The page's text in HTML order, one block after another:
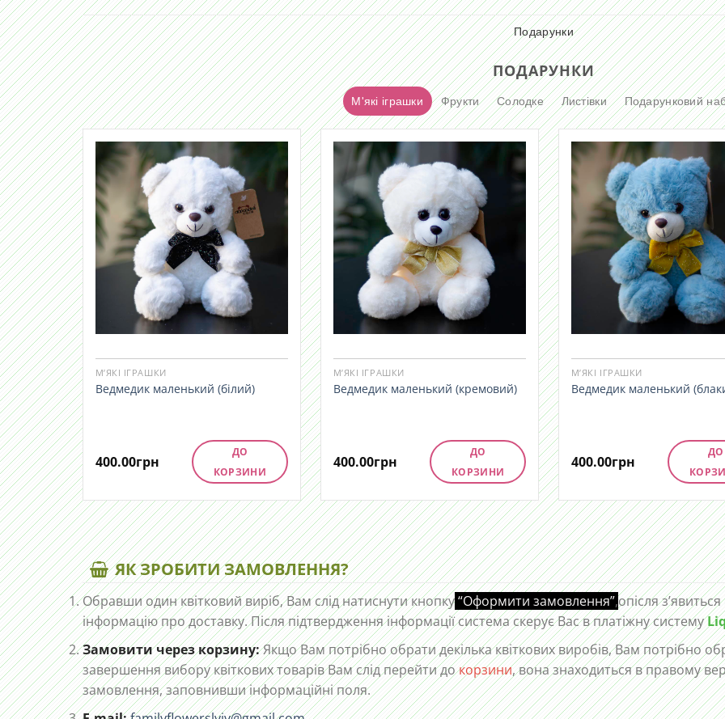
Подарунки
ПОДАРУНКИ
М'які іграшки Фрукти Солодке Листівки Подарунковий
М’ЯКІ ІГРАШКИ
Ведмедик маленький (білий)
400.00грн
ДО
КОРЗИНИ
М’ЯКІ ІГРАШКИ
Ведмедик маленький (кремовий)
400.00грн
ДО
КОРЗИНИ
М’ЯКІ ІГРАШКИ
Ведмедик маленький
400.00грн
ДО
ЯК ЗРОБИТИ ЗАМОВЛЕННЯ?
Обравши один квітковий виріб, Вам слід натиснути кнопку“Оформити замовлення”,опісля
інформацію про доставку. Після підтвердження інформації система скерує Вас в платіжну систему
Замовити через корзину:Якщо Вам потрібно обрати декілька квіткових виробів, Вам потрібно
завершення вибору квіткових товарів Вам слід перейти докорзини, вона знаходиться в правому
замовлення, заповнивши інформаційні поля.